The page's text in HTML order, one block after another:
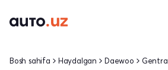
Bosh sahifa Haydalgan Daewoo Gentra